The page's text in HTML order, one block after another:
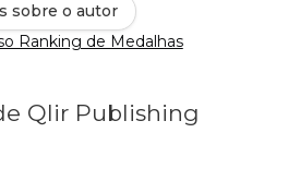
sobre o autor
Ranking de Medalhas
Qlir Publishing